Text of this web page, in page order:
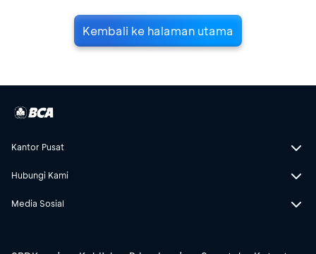
Kembali ke halaman utama
Kantor Pusat
Hubungi Kami
Media Sosial